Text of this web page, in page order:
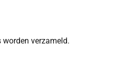
worden verzameld.